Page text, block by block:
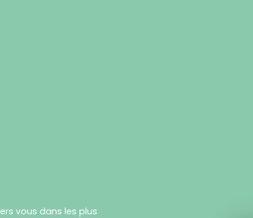
vous dans les plus